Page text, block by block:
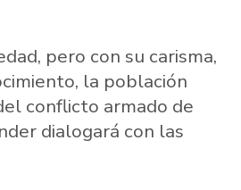
pero con su carisma,
la población
conflicto armado de
dialogará con las